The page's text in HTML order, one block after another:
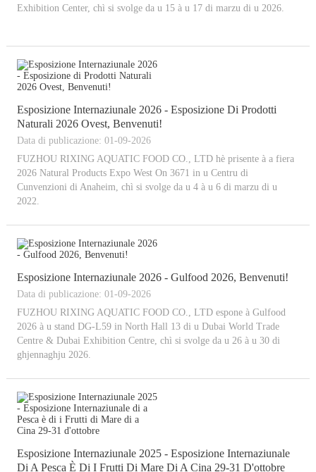
Exhibition Center, chì si svolge da u 15 à u 17 di marzu di u 2026.
Esposizione Internaziunale 2026 - Esposizione Di Prodotti
Naturali 2026 Ovest, Benvenuti!
Data di publicazione: 01-09-2026
FUZHOU RIXING AQUATIC FOOD CO., LTD hè prisente à a fiera
2026 Natural Products Expo West On 3671 in u Centru di
Cunvenzioni di Anaheim, chì si svolge da u 4 à u 6 di marzu di u
2022.
Esposizione Internaziunale 2026 - Gulfood 2026, Benvenuti!
Data di publicazione: 01-09-2026
FUZHOU RIXING AQUATIC FOOD CO., LTD espone à Gulfood
2026 à u stand DG-L59 in North Hall 13 di u Dubai World Trade
Centre & Dubai Exhibition Centre, chì si svolge da u 26 à u 30 di
ghjennaghju 2026.
Esposizione Internaziunale 2025 - Esposizione Internaziunale
Di A Pesca È Di I Frutti Di Mare Di A Cina 29-31 D'ottobre